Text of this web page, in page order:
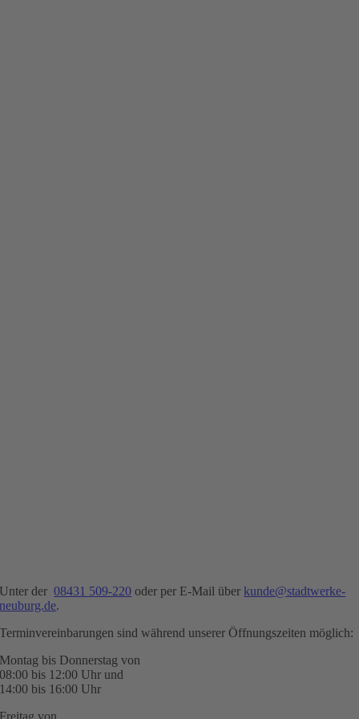
Unter der08431 509-220 oder per E-Mail über kunde@stadtwerke-
neuburg.de.
Terminvereinbarungen sind während unserer Öffnungszeiten möglich:
Montag bis Donnerstag von
08:00 bis 12:00 Uhr und
14:00 bis 16:00 Uhr
Freitag von